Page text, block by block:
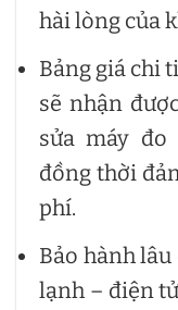
hài lòng của
Bảng giá chi
sẽ nhận
sửa máy
đồng thời
phí.
Bảo hành
lạnh – điện